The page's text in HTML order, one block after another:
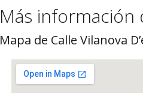
Más información
Mapa de Calle Vilanova